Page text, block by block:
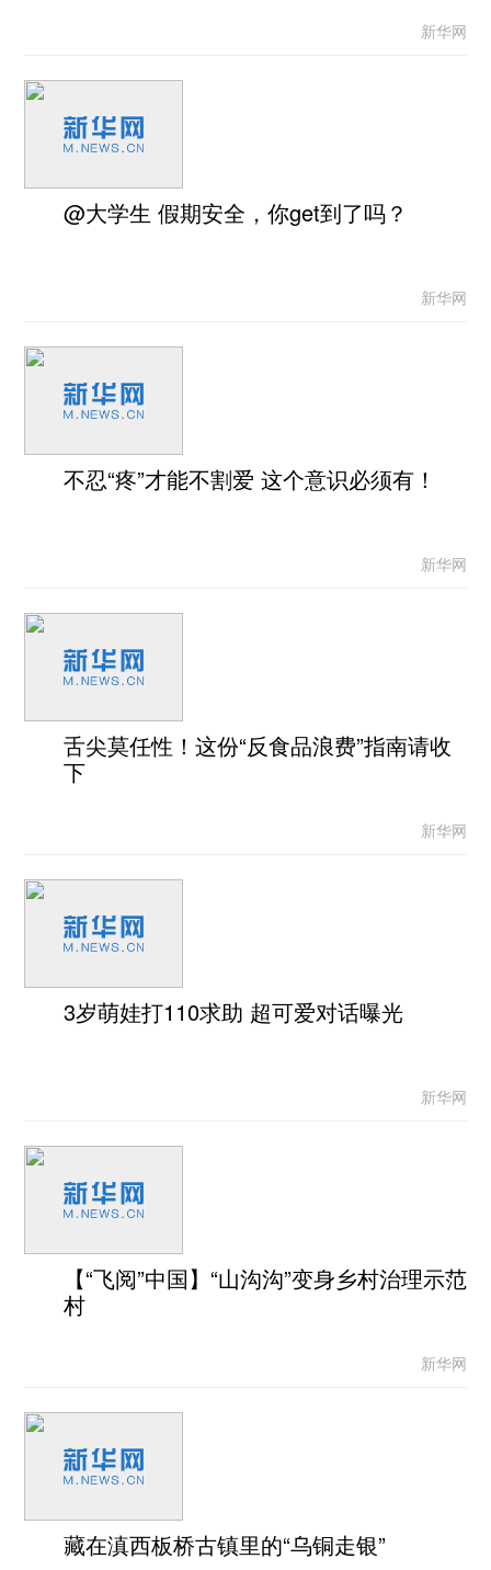
新华网
@大学生 假期安全，你get到了吗？
新华网
不忍“疼”才能不割爱 这个意识必须有！
新华网
舌尖莫任性！这份“反食品浪费”指南请收
下
新华网
3岁萌娃打110求助 超可爱对话曝光
新华网
【“飞阅”中国】“山沟沟”变身乡村治理示范
村
新华网
藏在滇西板桥古镇里的“乌铜走银”